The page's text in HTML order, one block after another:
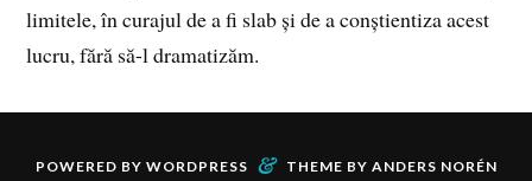
limitele, în curajul de a fi slab și de a conștientiza acest
lucru, fără să-l dramatizăm.
POWERED BY WORDPRESS & THEME BY ANDERS NORÉN